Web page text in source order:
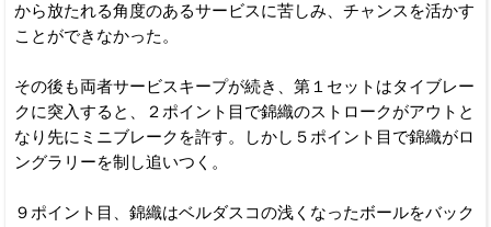
から放たれる角度のあるサービスに苦しみ、チャンスを活かす
ことができなかった。
その後も両者サービスキープが続き、第１セットはタイブレー
クに突入すると、２ポイント目で錦織のストロークがアウトと
なり先にミニブレークを許す。しかし５ポイント目で錦織がロ
ングラリーを制し追いつく。
９ポイント目、錦織はベルダスコの浅くなったボールをバック